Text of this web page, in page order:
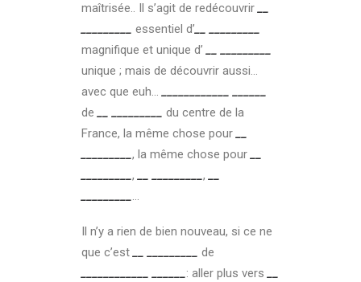
maîtrisée.. Il s’agit de redécouvrir__
_________ essentiel d’__ _________
magnifique et unique d’__ _________
unique ; mais de découvrir aussi…
avec que euh…____________ ______
de__ _________ du centre de la
France, la même chose pour__
_________, la même chose pour__
_________,__ _________,__
_________…
Il n’y a rien de bien nouveau, si ce ne
que c’est__ _________ de
____________ ______: aller plus vers__